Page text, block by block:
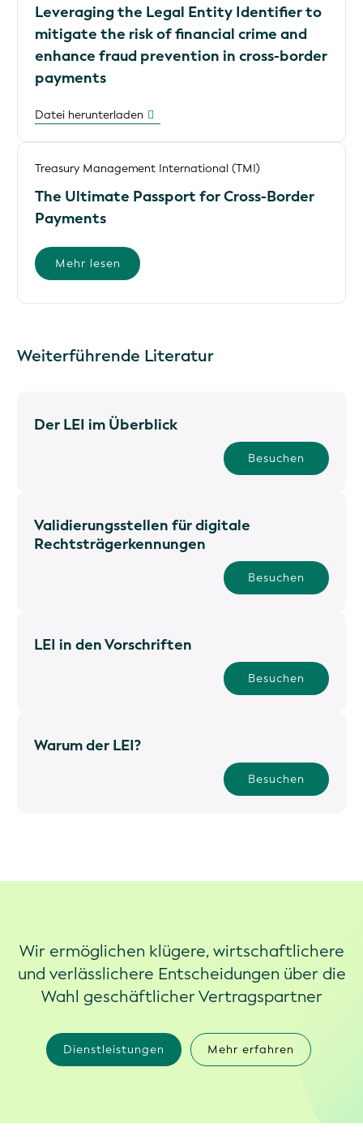
Leveraging the Legal Entity Identifier to
mitigate the risk of financial crime and
enhance fraud prevention in cross-border
payments
Datei herunterladen
Treasury Management International (TMI)
The Ultimate Passport for Cross-Border
Payments
Mehr lesen
Weiterführende Literatur
Der LEI im Überblick
Besuchen
Validierungsstellen für digitale
Rechtsträgerkennungen
Besuchen
LEI in den Vorschriften
Besuchen
Warum der LEI?
Besuchen
Wir ermöglichen klügere, wirtschaftlichere
und verlässlichere Entscheidungen über die
Wahl geschäftlicher Vertragspartner
Dienstleistungen Mehr erfahren